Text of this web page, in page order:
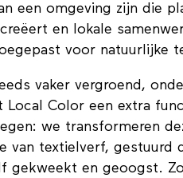
biologische
een omgeving zijn die
en lokale
vaker vergroend,
Color een extra
we transformeren
van textielverf, gestuurd